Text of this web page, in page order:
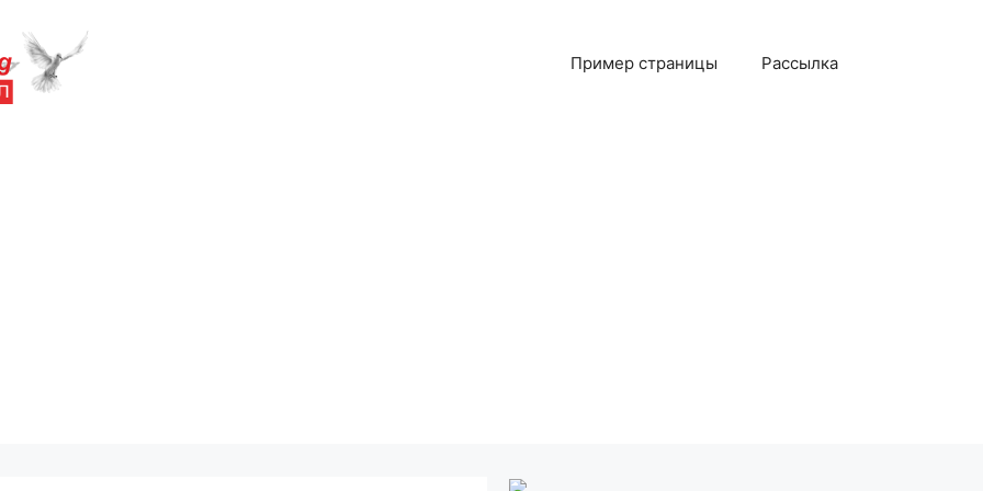
Пример страницы Рассылка